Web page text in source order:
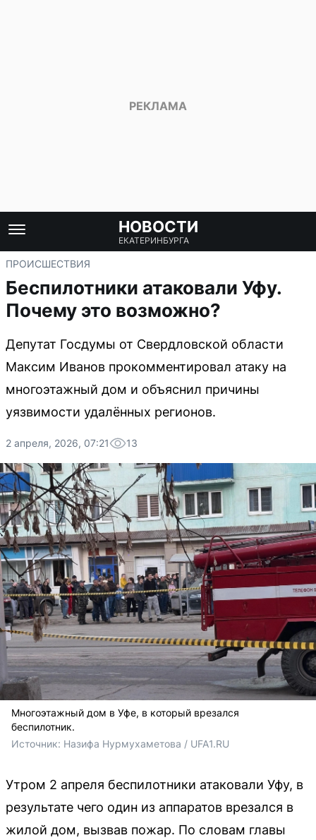
НОВОСТИ
ЕКАТЕРИНБУРГА
ПРОИСШЕСТВИЯ
Беспилотники атаковали Уфу.
Почему это возможно?
Депутат Госдумы от Свердловской области
Максим Иванов прокомментировал атаку на
многоэтажный дом и объяснил причины
уязвимости удалённых регионов.
2 апреля, 2026, 07:21 13
Многоэтажный дом в Уфе, в который врезался
беспилотник.
Источник: Назифа Нурмухаметова / UFA1.RU
Утром 2 апреля беспилотники атаковали Уфу, в
результате чего один из аппаратов врезался в
жилой дом, вызвав пожар. По словам главы